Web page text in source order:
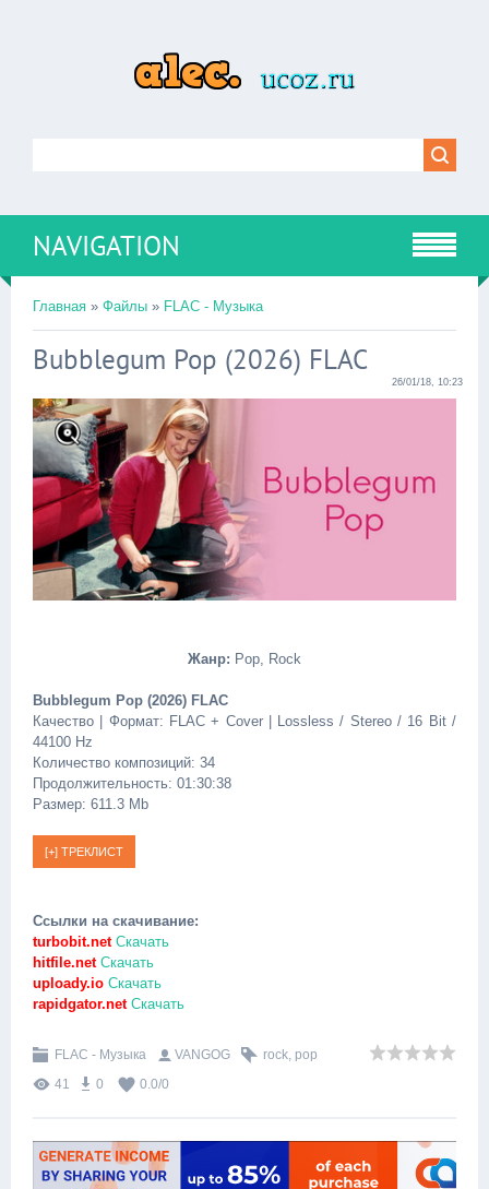
NAVIGATION
Главная » Файлы » FLAC - Музыка
Bubblegum Pop (2026) FLAC
26/01/18, 10:23
Жанр: Pop, Rock
Bubblegum Pop (2026) FLAC
Качество | Формат: FLAC + Cover | Lossless / Stereo / 16 Bit /
44100 Hz
Количество композиций: 34
Продолжительность: 01:30:38
Размер: 611.3 Mb
Ссылки на скачивание:
turbobit.netСкачать
hitfile.netСкачать
uploady.io Скачать
rapidgator.netСкачать
FLAC - Музыка VANGOG rock, pop
41
0 0.0/0